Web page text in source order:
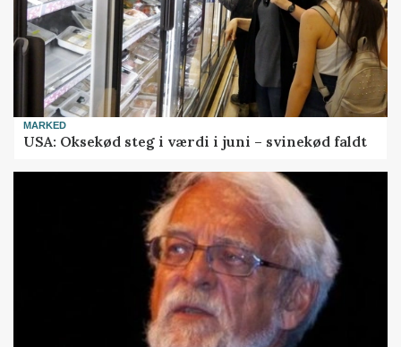
MARKED
USA: Oksekød steg i værdi i juni – svinekød faldt